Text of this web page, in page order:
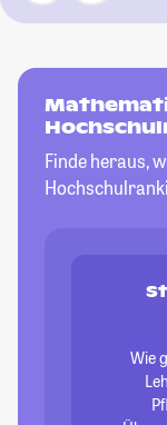
Finde heraus,
Wie